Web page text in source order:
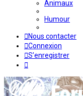
Animaux
Humour
Nous contacter
Connexion
S’enregistrer